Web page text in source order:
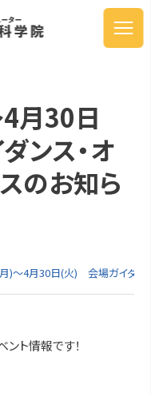
月30日
ンス・オ
のお知ら
)～4月30日(火) 会場ガイダン
ト情報です！